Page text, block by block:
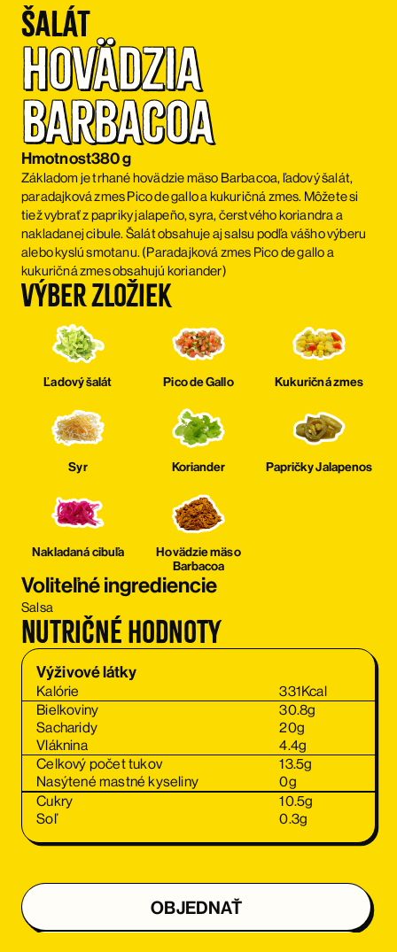
Šalát
Hovädzia
Barbacoa
Hmotnost380 g
Základom je trhané hovädzie mäso Barbacoa, ľadový šalát,
paradajková zmes Pico de gallo a kukuričná zmes. Môžete si
tiež vybrať z papriky jalapeño, syra, čerstvého koriandra a
nakladanej cibule. Šalát obsahuje aj salsu podľa vášho výberu
alebo kyslú smotanu. (Paradajková zmes Pico de gallo a
kukuričná zmes obsahujú koriander)
Výber zložiek
Ľadový šalát Pico de Gallo Kukuričná zmes
Syr Koriander Papričky Jalapenos
Nakladaná cibuľa
Hovädzie mäso
Barbacoa
Voliteľné ingrediencie
Salsa
Nutričné hodnoty
Výživové látky
Kalórie 331Kcal
Bielkoviny
30.8g
Sacharidy
20g
Vláknina
4.4g
Celkový počet tukov
13.5g
Nasýtené mastné kyseliny
0g
Cukry
10.5g
Soľ
0.3g
OBJEDNAŤ